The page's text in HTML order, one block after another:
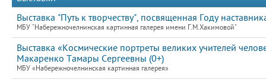
Выставка "Путь к творчеству", посвященная Году
МБУ "Набережночелнинская картинная галерея имени Г.М.Хакимовой"
Выставка «Космические портреты великих учителей
Макаренко Тамары Сергеевны (0+)
МБУ «Набережночелнинская картинная галерея»